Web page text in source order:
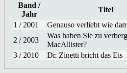
Band /
Jahr
Titel
1 / 2001
Genauso verliebt wie
2 / 2003
Was haben Sie zu
MacAllister?
3 / 2010
Dr. Zinetti bricht das Eis